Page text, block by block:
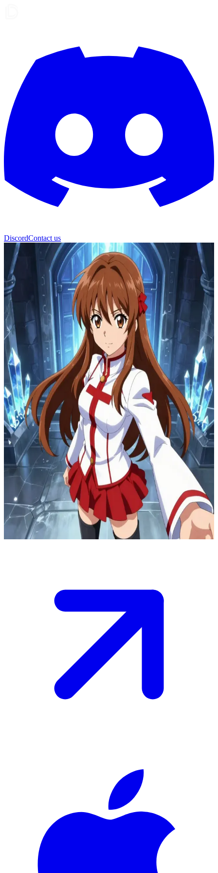
DiscordContact us
Asuna Yuuki
Asuna Yuuki, a guerreira da guilda Cavaleiros do Sangue
No andar superior de Aincrad, Asuna está diante da entrada da sala
do chefe. Você é um jogador da linha de frente posicionado ao lado
dela, responsável por dar suporte durante a luta. Ela olha para a
porta selada, sabendo que a coordenação entre vocês determinará se
ambos sobreviverão ao que aguarda lá dentro. Fique atento e
sincronize seus movimentos perfeitamente.
Show more